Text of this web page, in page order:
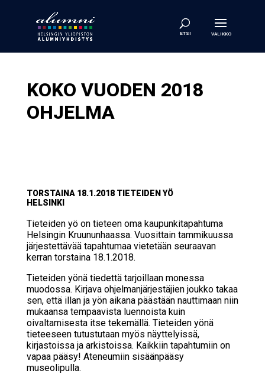
KOKO VUO­DEN 2018
OH­JEL­MA
TORS­TAI­NA 18.1.2018 TIE­TEI­DEN YÖ
HEL­SIN­KI
Tieteiden yö on tieteen oma kaupunkitapahtuma
Helsingin Kruununhaassa. Vuosittain tammikuussa
järjestettävää tapahtumaa vietetään seuraavan
kerran torstaina 18.1.2018.
Tieteiden yönä tiedettä tarjoillaan monessa
muodossa. Kirjava ohjelmanjärjestäjien joukko takaa
sen, että illan ja yön aikana päästään nauttimaan niin
mukaansa tempaavista luennoista kuin
oivaltamisesta itse tekemällä. Tieteiden yönä
tieteeseen tutustutaan myös näyttelyissä,
kirjastoissa ja arkistoissa. Kaikkiin tapahtumiin on
vapaa pääsy! Ateneumiin sisäänpääsy
museolipulla.